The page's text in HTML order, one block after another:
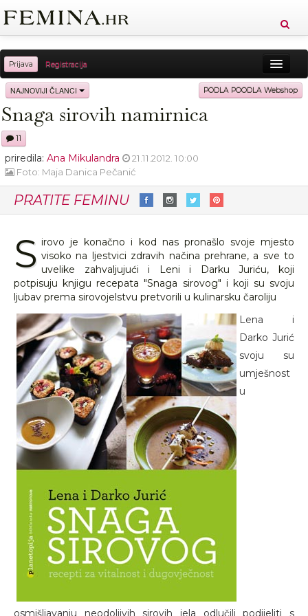
Prijava Registracija
Sreća Zdravlje Vitkost
Moda Ljubav Relax Putovanja
NAJNOVIJI ČLANCI PODLA POODLA Webshop
Snaga sirovih namirnica
11
priredila: Ana Mikulandra
21.11.2012. 10:00
Foto: Maja Danica Pečanić
PRATITE FEMINU
S irovo je konačno i kod nas pronašlo svoje mjesto
visoko na ljestvici zdravih načina prehrane, a sve to
uvelike zahvaljujući i Leni i Darku Juriću, koji
potpisuju knjigu recepata "Snaga sirovog" i koji su svoju
ljubav prema sirovojelstvu pretvorili u kulinarsku čaroliju
Lena i
Darko Jurić
svoju su
umješnost
u
osmišljavanju neodoljivih sirovih jela odlučili podijeliti s